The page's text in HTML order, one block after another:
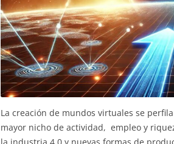
La creación de mundos virtuales se
mayor nicho de actividad, empleo y